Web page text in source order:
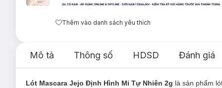
Thêm vào danh sách yêu thích
Mô tả Thông số HDSD Đánh giá
Lót Mascara Jejo Định Hình Mi Tự Nhiên 2g là sản phẩm